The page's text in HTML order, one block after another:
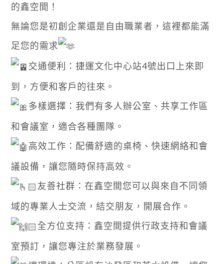
的鑫空間！
無論您是初創企業還是自由職業者，這裡都能滿
足您的需求
交通便利：捷運文化中心站4號出口上來即
到，方便和客戶的往來。
多樣選擇：我們有多人辦公室、共享工作區
和會議室，適合各種團隊。
高效工作：配備舒適的桌椅、快速網絡和會
議設備，讓您隨時保持高效。
友善社群：在鑫空間您可以與來自不同領
域的專業人士交流，結交朋友，開展合作。
全方位支持：鑫空間提供行政支持和會議
室預訂，讓您專注於業務發展。